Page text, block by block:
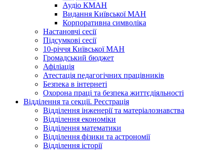
Аудіо КМАН
Видання Київської МАН
Корпоративна символіка
Настановчі сесії
Підсумкові сесії
10-річчя Київської МАН
Громадський бюджет
Афіліація
Атестація педагогічних працівників
Безпека в інтернеті
Охорона праці та безпека життєдіяльності
Відділення та секції. Реєстрація
Відділення інженерії та матеріалознавства
Відділення економіки
Відділення математики
Відділення фізики та астрономії
Відділення історії